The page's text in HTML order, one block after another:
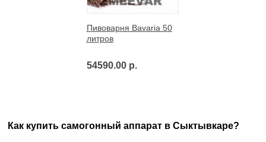
Пивоварня Bavaria 50
литров
54590.00 р.
Как купить самогонный аппарат в Сыктывкаре?